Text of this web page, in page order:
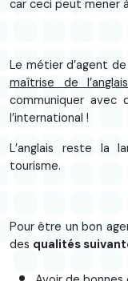
car ceci peut mener
Le métier d’agent
maîtrise de l’anglais
communiquer avec
l’international !
L’anglais reste la
tourisme.
Pour être un bon
des qualités